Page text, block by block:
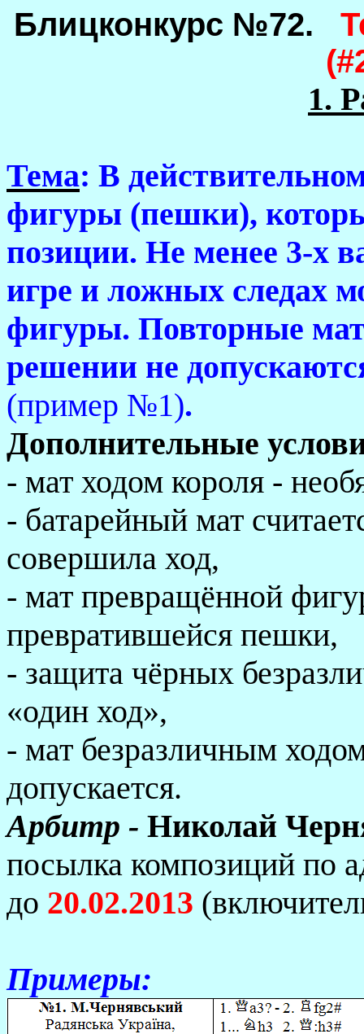
Блицконкурс №72.
1.
Тема: В
фигуры (пешки),
позиции. Не менее 3-х
игре и ложных следах
фигуры. Повторные
решении не
(пример №1).
Дополнительные
- мат ходом короля -
- батарейный мат
совершила ход,
- мат превращённой
превратившейся пешки,
- защита чёрных
«один ход»,
- мат безразличным
допускается.
Арбитр - Николай
посылка композиций по
до 20.02.2013
Примеры: